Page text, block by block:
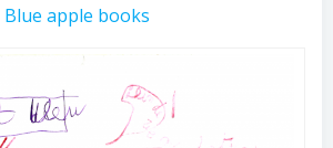
Blue apple books